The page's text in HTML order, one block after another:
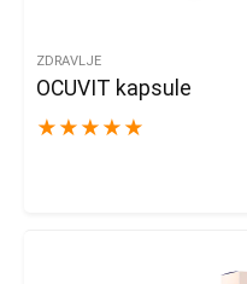
ZDRAVLJE
OCUVIT kapsule
★ ★ ★ ★ ★